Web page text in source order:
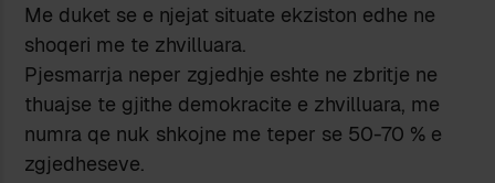
Me duket se e njejat situate ekziston edhe ne
shoqeri me te zhvilluara.
Pjesmarrja neper zgjedhje eshte ne zbritje ne
thuajse te gjithe demokracite e zhvilluara, me
numra qe nuk shkojne me teper se 50-70 % e
zgjedheseve.